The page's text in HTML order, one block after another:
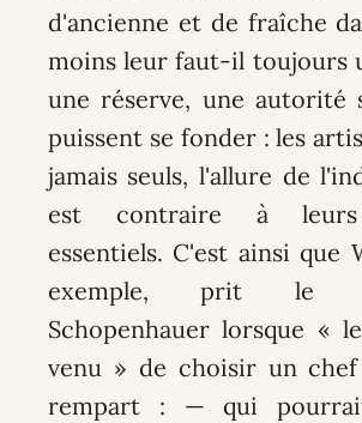
d'ancienne et de fraîche
moins leur faut-il toujours
une réserve, une autorité
puissent se fonder : les
jamais seuls, l'allure de
est contraire à leurs
essentiels. C'est ainsi que
exemple, prit le
Schopenhauer lorsque «
venu » de choisir un
rempart : — qui